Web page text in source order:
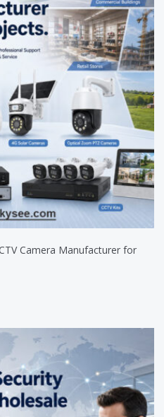
Camera Manufacturer for